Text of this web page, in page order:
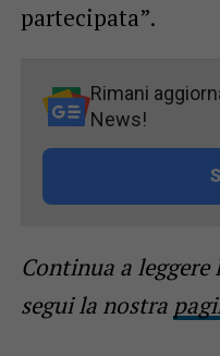
partecipata”.
Rimani
News!
Continua a
segui la nostra